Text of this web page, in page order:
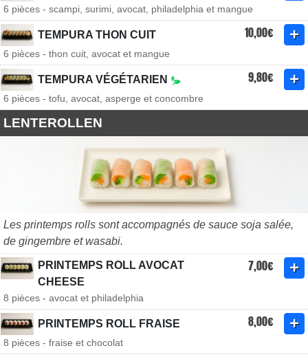
6 pièces - scampi, surimi, avocat, philadelphia et mangue
TEMPURA THON CUIT 10,00€
6 pièces - thon cuit, avocat et mangue
TEMPURA VÉGÉTARIEN 9,80€
6 pièces - tofu, avocat, asperge et concombre
LENTEROLLEN
Les printemps rolls sont accompagnés de sauce soja salée,
de gingembre et wasabi.
PRINTEMPS ROLL AVOCAT
CHEESE
7,00€
8 pièces - avocat et philadelphia
PRINTEMPS ROLL FRAISE 8,00€
8 pièces - fraise et chocolat